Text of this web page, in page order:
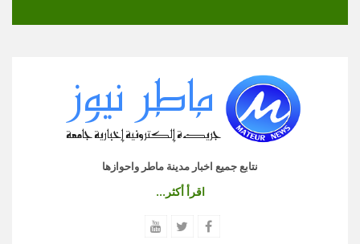
نتابع جميع اخبار مدينة ماطر واحوازها
اقرأ أكثر...